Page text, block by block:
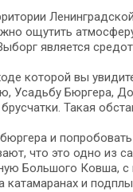
ощутить
является
которой вы
Усадьбу Бюргера,
Такая
и
что это одно из
Большого Ковша,
и